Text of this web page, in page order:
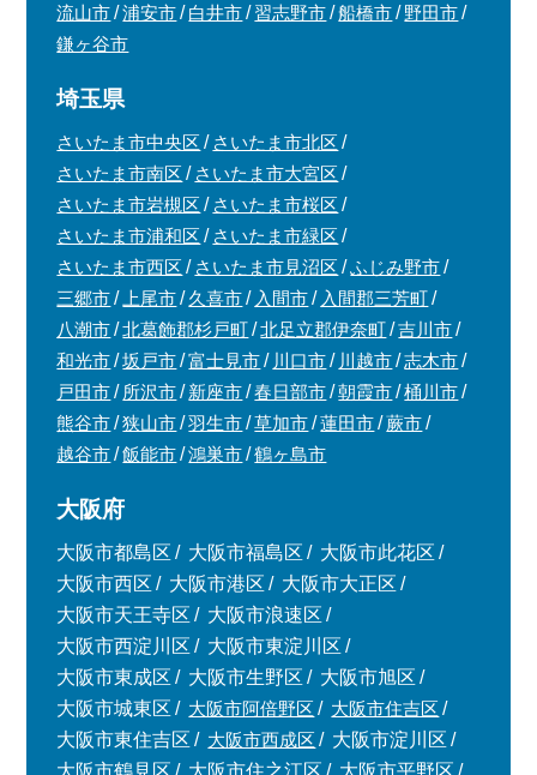
流山市
浦安市 白井市 習志野市 船橋市
野田市
鎌ヶ谷市
埼玉県
さいたま市中央区
さいたま市北区
さいたま市南区
さいたま市大宮区
さいたま市岩槻区
さいたま市桜区
さいたま市浦和区
さいたま市緑区
さいたま市西区
さいたま市見沼区
ふじみ野市
三郷市
上尾市 久喜市 入間市
入間郡三芳町
八潮市
北葛飾郡杉戸町 北足立郡伊奈町
吉川市
和光市
坂戸市 富士見市 川口市 川越市
志木市
戸田市
所沢市 新座市 春日部市 朝霞市
桶川市
熊谷市
狭山市 羽生市 草加市 蓮田市
蕨市
越谷市
飯能市 鴻巣市 鶴ヶ島市
大阪府
大阪市都島区 大阪市福島区
大阪市此花区
大阪市西区
大阪市港区
大阪市大正区
大阪市天王寺区
大阪市浪速区
大阪市西淀川区
大阪市東淀川区
大阪市東成区
大阪市生野区
大阪市旭区
大阪市城東区
大阪市阿倍野区
大阪市住吉区
大阪市東住吉区
大阪市西成区
大阪市淀川区
大阪市鶴見区
大阪市住之江区 大阪市平野区